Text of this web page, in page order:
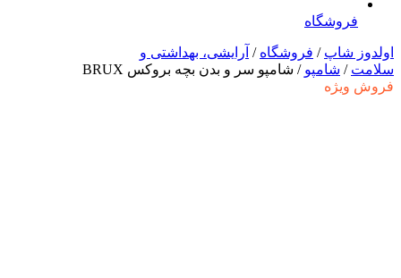
فروشگاه
اولدوز شاپ / فروشگاه / آرایشی، بهداشتی و
سلامت / شامپو / شامپو سر و بدن بچه بروکس BRUX
فروش ویژه